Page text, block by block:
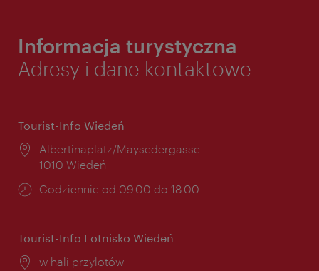
Informacja turystyczna
Adresy i dane kontaktowe
Tourist-Info Wiedeń
Miejsce:
Albertinaplatz/Maysedergasse
1010 Wiedeń
Godziny
Codziennie od 09.00 do 18.00
Tourist-Info Lotnisko Wiedeń
Miejsce:
w hali przylotów